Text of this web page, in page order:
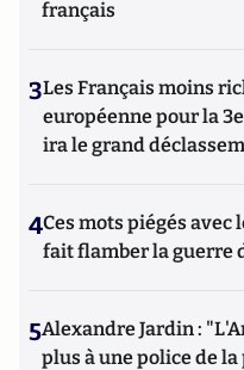
français
3Les Français moins
européenne pour la
ira le grand
4Ces mots piégés avec
fait flamber la guerre
5Alexandre Jardin :
plus à une police de la